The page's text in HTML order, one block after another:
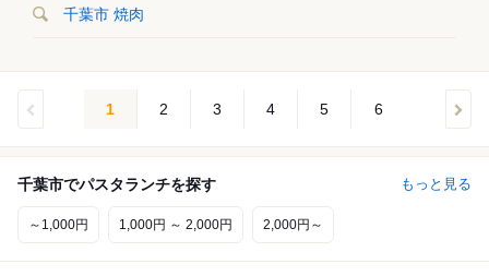
千葉市 焼肉
1 2 3 4 5 6
千葉市でパスタランチを探す もっと見る
～1,000円 1,000円 ～ 2,000円 2,000円～